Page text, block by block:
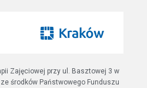
Zajęciowej przy ul. Basztowej 3 w
środków Państwowego Funduszu